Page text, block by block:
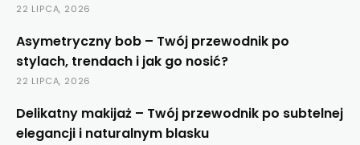
22 LIPCA, 2026
Asymetryczny bob – Twój przewodnik po
stylach, trendach i jak go nosić?
22 LIPCA, 2026
Delikatny makijaż – Twój przewodnik po subtelnej
elegancji i naturalnym blasku